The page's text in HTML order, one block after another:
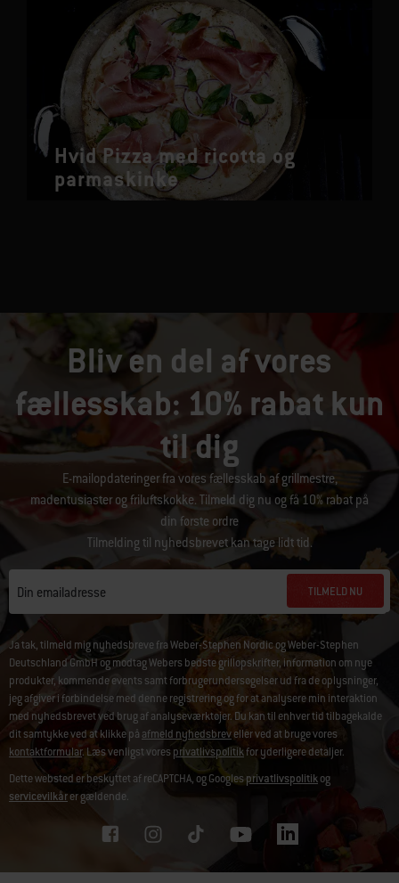
Hvid Pizza med ricotta og
parmaskinke
Bliv en del af vores
fællesskab: 10% rabat kun
til dig
E-mailopdateringer fra vores fællesskab af grillmestre,
madentusiaster og friluftskokke. Tilmeld dig nu og få 10% rabat på
din første ordre
Tilmelding til nyhedsbrevet kan tage lidt tid.
Din emailadresse TILMELD NU
Ja tak, tilmeld mig nyhedsbreve fra Weber-Stephen Nordic og Weber-Stephen
Deutschland GmbH og modtag Webers bedste grillopskrifter, information om nye
produkter, kommende events samt forbrugerundersøgelser ud fra de oplysninger,
jeg afgiver i forbindelse med denne registrering og for at analysere min interaktion
med nyhedsbrevet ved brug af analyseværktøjer. Du kan til enhver tid tilbagekalde
dit samtykke ved at klikke på afmeld nyhedsbreveller ved at bruge vores
kontaktformular. Læs venligst voresprivatlivspolitikfor yderligere detaljer.
Dette websted er beskyttet af reCAPTCHA, og Googlesprivatlivspolitikog
servicevilkårer gældende.